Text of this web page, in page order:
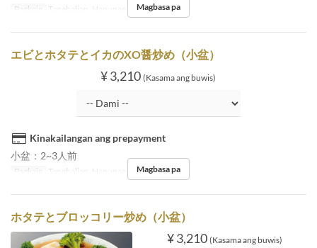
Pagkain Tanghalian, Hapunan Magbasa pa
エビとホタテとイカのXO醤炒め（小盆）
¥ 3,210 (Kasama ang buwis)
Kinakailangan ang prepayment
小盆：2~3人前
Pagkain Tanghalian, Hapunan Magbasa pa
ホタテとブロッコリー炒め（小盆）
¥ 3,210 (Kasama ang buwis)